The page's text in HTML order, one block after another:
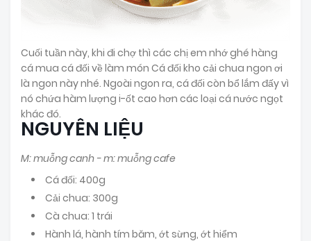
Cuối tuần này, khi đi chợ thì các chị em nhớ ghé hàng
cá mua cá đối về làm món Cá đối kho cải chua ngon ơi
là ngon này nhé. Ngoài ngon ra, cá đối còn bổ lắm đấy vì
nó chứa hàm lượng i-ốt cao hơn các loại cá nước ngọt
khác đó.
NGUYÊN LIỆU
M: muỗng canh - m: muỗng cafe
Cá đối: 400g
Cải chua: 300g
Cà chua: 1 trái
Hành lá, hành tím băm, ớt sừng, ớt hiểm